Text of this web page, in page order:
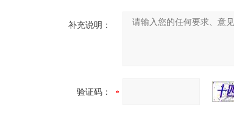
补充说明：
验证码：